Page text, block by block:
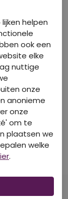
WOL-WIT
helpen
ook een
elke
nuttige
onze
anonieme
onze
om te
plaatsen we
welke
.